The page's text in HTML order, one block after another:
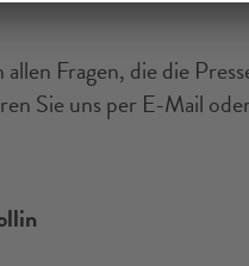
Fragen, die die
Sie uns per E-Mail